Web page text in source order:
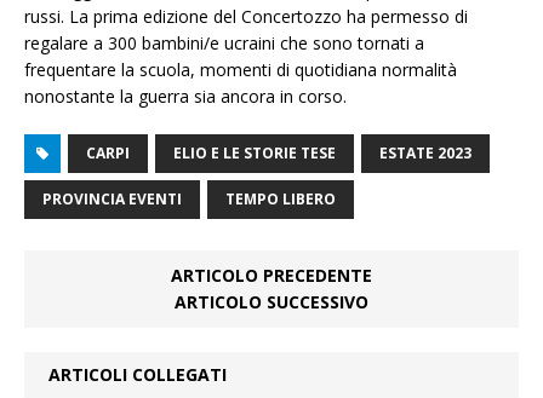
russi. La prima edizione del Concertozzo ha permesso di
regalare a 300 bambini/e ucraini che sono tornati a
frequentare la scuola, momenti di quotidiana normalità
nonostante la guerra sia ancora in corso.
CARPI ELIO E LE STORIE TESE ESTATE 2023
PROVINCIA EVENTI TEMPO LIBERO
ARTICOLO PRECEDENTE
ARTICOLO SUCCESSIVO
ARTICOLI COLLEGATI